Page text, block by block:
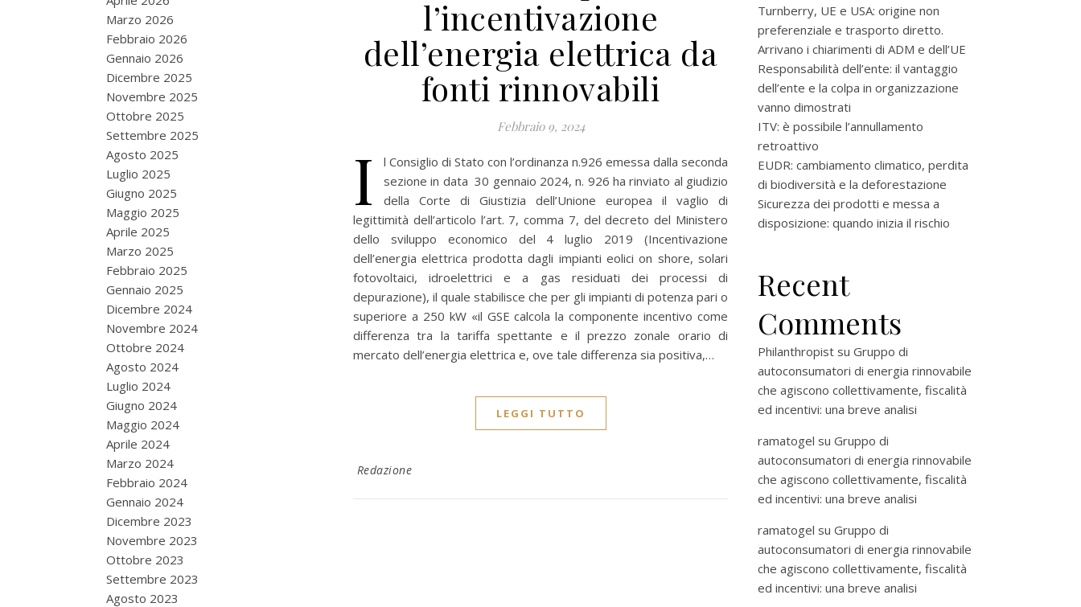
Marzo 2026
Febbraio 2026
Gennaio 2026
Dicembre 2025
Novembre 2025
Ottobre 2025
Settembre 2025
Agosto 2025
Luglio 2025
Giugno 2025
Maggio 2025
Aprile 2025
Marzo 2025
Febbraio 2025
Gennaio 2025
Dicembre 2024
Novembre 2024
Ottobre 2024
Agosto 2024
Luglio 2024
Giugno 2024
Maggio 2024
Aprile 2024
Marzo 2024
Febbraio 2024
Gennaio 2024
Dicembre 2023
Novembre 2023
Ottobre 2023
Settembre 2023
Agosto 2023
l’incentivazione
dell’energia elettrica da
fonti rinnovabili
Febbraio 9, 2024
I
l Consiglio di Stato con l’ordinanza n.926 emessa dalla seconda
sezione in data 30 gennaio 2024, n. 926 ha rinviato al giudizio
della Corte di Giustizia dell’Unione europea il vaglio di
legittimità dell’articolo l’art. 7, comma 7, del decreto del Ministero
dello sviluppo economico del 4 luglio 2019 (Incentivazione
dell’energia elettrica prodotta dagli impianti eolici on shore, solari
fotovoltaici, idroelettrici e a gas residuati dei processi di
depurazione), il quale stabilisce che per gli impianti di potenza pari o
superiore a 250 kW «il GSE calcola la componente incentivo come
differenza tra la tariffa spettante e il prezzo zonale orario di
mercato dell’energia elettrica e, ove tale differenza sia positiva,…
LEGGI TUTTO
Redazione
Turnberry, UE e USA: origine non
preferenziale e trasporto diretto.
Arrivano i chiarimenti di ADM e dell’UE
Responsabilità dell’ente: il vantaggio
dell’ente e la colpa in organizzazione
vanno dimostrati
ITV: è possibile l’annullamento
retroattivo
EUDR: cambiamento climatico, perdita
di biodiversità e la deforestazione
Sicurezza dei prodotti e messa a
disposizione: quando inizia il rischio
Recent
Comments
Philanthropist su Gruppo di
autoconsumatori di energia rinnovabile
che agiscono collettivamente, fiscalità
ed incentivi: una breve analisi
ramatogel su Gruppo di
autoconsumatori di energia rinnovabile
che agiscono collettivamente, fiscalità
ed incentivi: una breve analisi
ramatogel su Gruppo di
autoconsumatori di energia rinnovabile
che agiscono collettivamente, fiscalità
ed incentivi: una breve analisi